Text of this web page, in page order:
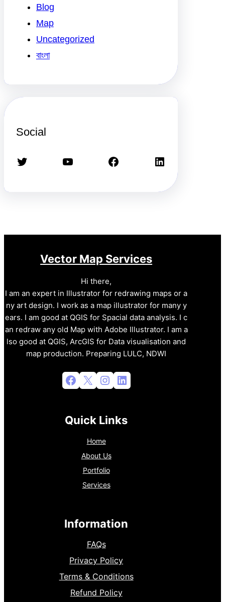
Blog
Map
Uncategorized
বাংলা
Social
Twitter YouTube Facebook LinkedIn
Vector Map Services
Hi there,
I am an expert in Illustrator for redrawing maps or a
ny art design. I work as a map illustrator for many y
ears. I am good at QGIS for Spacial data analysis. I c
an redraw any old Map with Adobe Illustrator. I am a
lso good at QGIS, ArcGIS for Data visualisation and
map production. Preparing LULC, NDWI
Facebook X Instagram LinkedIn
Quick Links
Home
About Us
Portfolio
Services
Information
FAQs
Privacy Policy
Terms & Conditions
Refund Policy